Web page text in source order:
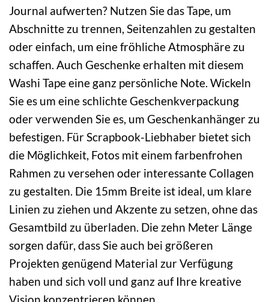
Journal aufwerten? Nutzen Sie das Tape, um
Abschnitte zu trennen, Seitenzahlen zu gestalten
oder einfach, um eine fröhliche Atmosphäre zu
schaffen. Auch Geschenke erhalten mit diesem
Washi Tape eine ganz persönliche Note. Wickeln
Sie es um eine schlichte Geschenkverpackung
oder verwenden Sie es, um Geschenkanhänger zu
befestigen. Für Scrapbook-Liebhaber bietet sich
die Möglichkeit, Fotos mit einem farbenfrohen
Rahmen zu versehen oder interessante Collagen
zu gestalten. Die 15mm Breite ist ideal, um klare
Linien zu ziehen und Akzente zu setzen, ohne das
Gesamtbild zu überladen. Die zehn Meter Länge
sorgen dafür, dass Sie auch bei größeren
Projekten genügend Material zur Verfügung
haben und sich voll und ganz auf Ihre kreative
Vision konzentrieren können.